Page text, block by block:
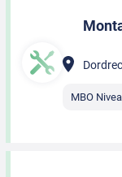
MBO